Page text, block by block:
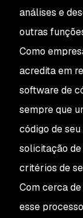
análises e
outras
Como
acredita em
software de
sempre que
código de
solicitação de
critérios de
Com cerca
esse